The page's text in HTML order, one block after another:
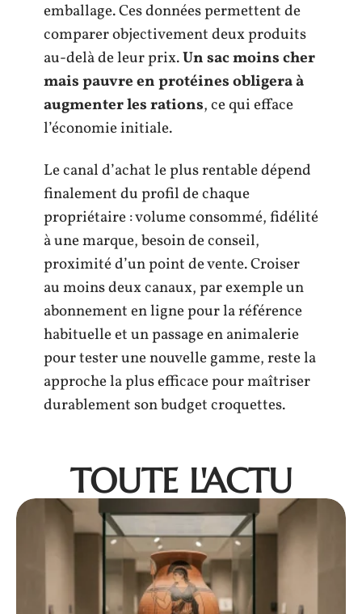
emballage. Ces données permettent de
comparer objectivement deux produits
au-delà de leur prix.Un sac moins cher
mais pauvre en protéines obligera à
augmenter les rations, ce qui efface
l’économie initiale.
Le canal d’achat le plus rentable dépend
finalement du profil de chaque
propriétaire : volume consommé, fidélité
à une marque, besoin de conseil,
proximité d’un point de vente. Croiser
au moins deux canaux, par exemple un
abonnement en ligne pour la référence
habituelle et un passage en animalerie
pour tester une nouvelle gamme, reste la
approche la plus efficace pour maîtriser
durablement son budget croquettes.
TOUTE L'ACTU